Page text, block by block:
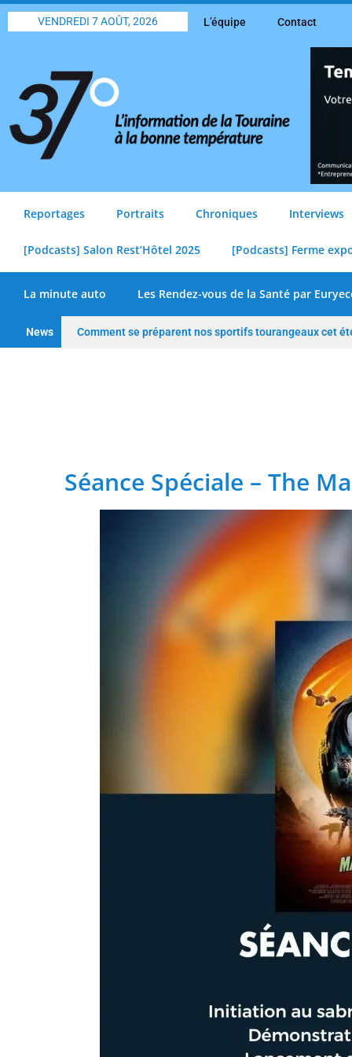
VENDREDI 7 AOÛT, 2026 L’équipe Contact
Reportages Portraits Chroniques Interviews
[Podcasts] Salon Rest’Hôtel 2025 [Podcasts] Ferme
La minute auto Les Rendez-vous de la Santé par
News Comment se préparent nos sportifs tourangeaux cet
Séance Spéciale – The